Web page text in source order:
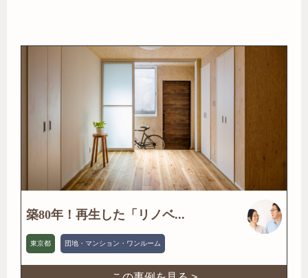
築80年！再生した「リノベ...
東京都 団地・マンション・ワンルーム